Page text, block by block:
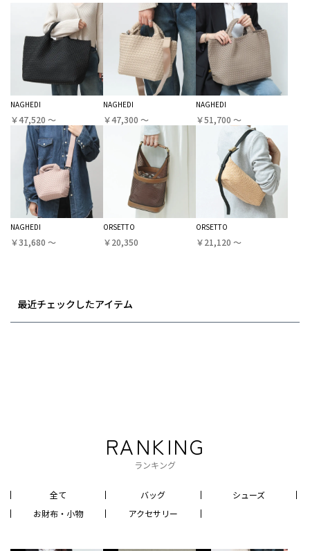
NAGHEDI
￥47,520 〜
NAGHEDI
￥47,300 〜
NAGHEDI
￥51,700 〜
NAGHEDI
￥31,680 〜
ORSETTO
￥20,350
ORSETTO
￥21,120 〜
最近チェックしたアイテム
RANKING
ランキング
全て バッグ
シューズ
お財布・小物
アクセサリー